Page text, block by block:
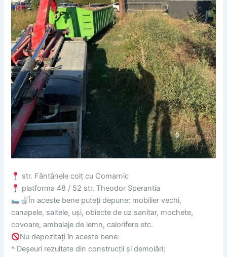
str. Fântânele colț cu Comarnic
platforma 48 / 52 str. Theodor Sperantia
În aceste bene puteți depune: mobilier vechi,
canapele, saltele, uși, obiecte de uz sanitar, mochete,
covoare, ambalaje de lemn, calorifere etc.
Nu depozitați în aceste bene:
* Deșeuri rezultate din construcții și demolări;